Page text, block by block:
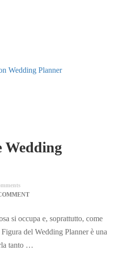
Wedding
si occupa e, soprattutto, come
del Wedding Planner è una
tanto …